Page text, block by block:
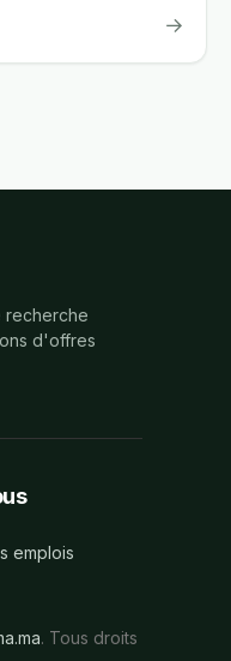
→
recherche
d'offres
emplois
. Tous droits